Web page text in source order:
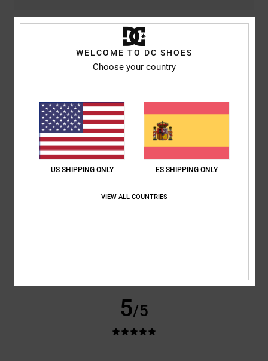
4/5
Arnaud25. enero 2026
Una buena chaqueta
Mostrar original - Français
Relación calidad-precio
Talla: Grande
5/5
WELCOME TO DC SHOES
Choose your country
US SHIPPING ONLY ES SHIPPING ONLY
VIEW ALL COUNTRIES